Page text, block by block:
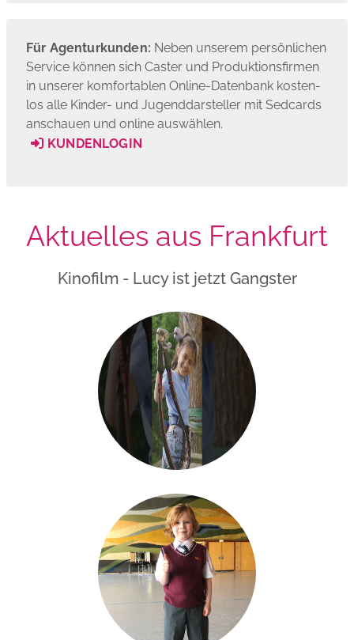
Für Agenturkunden: Neben unserem persönlichen
Service können sich Caster und Produktions­firmen
in unserer komfortablen Online-Datenbank kosten­
los alle Kinder- und Jugend­darsteller mit Sedcards
anschauen und online auswählen.
KUNDENLOGIN
Aktuelles aus Frankfurt
Kinofilm - Lucy ist jetzt Gangster